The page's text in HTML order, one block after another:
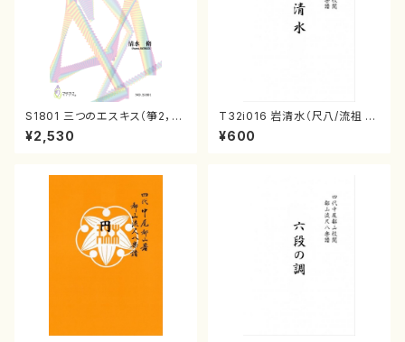
S1801 三つのエスキス（箏2，1
7/清水 脩/楽譜）
¥2,530
T32i016 岩清水（尺八/流祖 中
尾都山/楽譜）都山：15
¥600